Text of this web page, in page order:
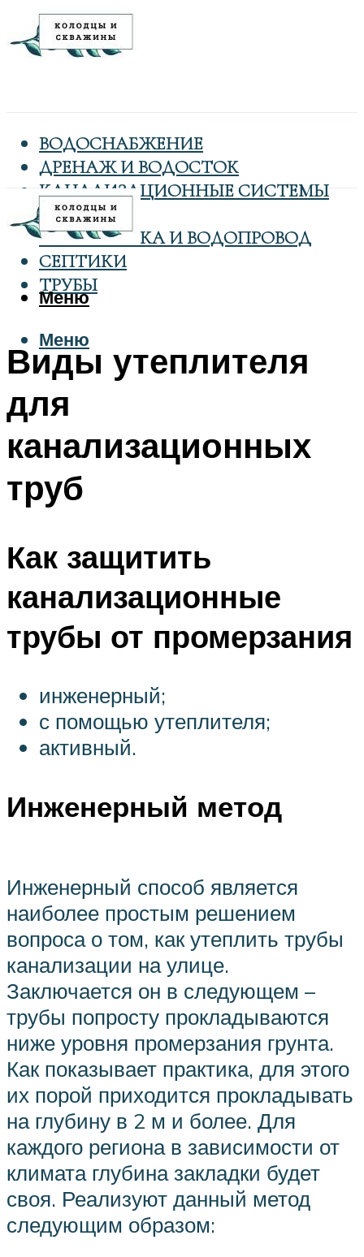
ВОДОСНАБЖЕНИЕ
ДРЕНАЖ И ВОДОСТОК
КАНАЛИЗАЦИОННЫЕ СИСТЕМЫ
КОЛОДЦЫ
САНТЕХНИКА И ВОДОПРОВОД
СЕПТИКИ
ТРУБЫ
Меню
Меню
Виды утеплителя
для
канализационных
труб
Как защитить
канализационные
трубы от промерзания
инженерный;
с помощью утеплителя;
активный.
Инженерный метод
Инженерный способ является
наиболее простым решением
вопроса о том, как утеплить трубы
канализации на улице.
Заключается он в следующем –
трубы попросту прокладываются
ниже уровня промерзания грунта.
Как показывает практика, для этого
их порой приходится прокладывать
на глубину в 2 м и более. Для
каждого региона в зависимости от
климата глубина закладки будет
своя. Реализуют данный метод
следующим образом: